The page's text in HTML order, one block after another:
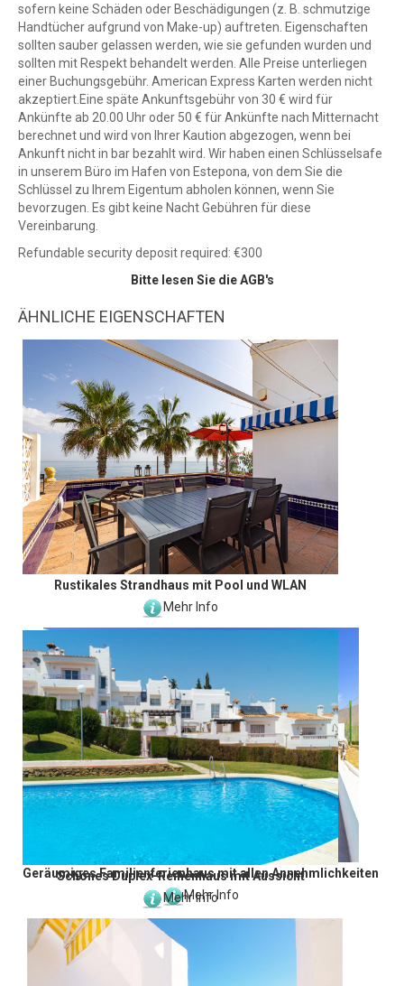
sofern keine Schäden oder Beschädigungen (z. B. schmutzige
Handtücher aufgrund von Make-up) auftreten. Eigenschaften
sollten sauber gelassen werden, wie sie gefunden wurden und
sollten mit Respekt behandelt werden. Alle Preise unterliegen
einer Buchungsgebühr. American Express Karten werden nicht
akzeptiert.Eine späte Ankunftsgebühr von 30 € wird für
Ankünfte ab 20.00 Uhr oder 50 € für Ankünfte nach Mitternacht
berechnet und wird von Ihrer Kaution abgezogen, wenn bei
Ankunft nicht in bar bezahlt wird. Wir haben einen Schlüsselsafe
in unserem Büro im Hafen von Estepona, von dem Sie die
Schlüssel zu Ihrem Eigentum abholen können, wenn Sie
bevorzugen. Es gibt keine Nacht Gebühren für diese
Vereinbarung.
Refundable security deposit required: €300
Bitte lesen Sie die AGB's
ÄHNLICHE EIGENSCHAFTEN
Rustikales Strandhaus mit Pool und WLAN
Mehr Info
Geräumiges Familienferienhaus mit allen Annehmlichkeiten
Mehr Info
Schönes Duplex-Reihenhaus mit Aussicht
Mehr Info